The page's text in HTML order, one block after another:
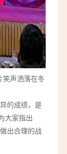
笑声洒落在冬
的成绩，是
大家指出
出合理的战